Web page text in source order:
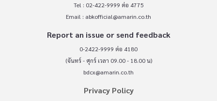
Tel : 02-422-9999 ต่อ 4775
Email : abkofficial@amarin.co.th
Report an issue or send feedback
0-2422-9999 ต่อ 4180
(จันทร์ - ศุกร์ เวลา 09.00 - 18.00 น)
bdcx@amarin.co.th
Privacy Policy